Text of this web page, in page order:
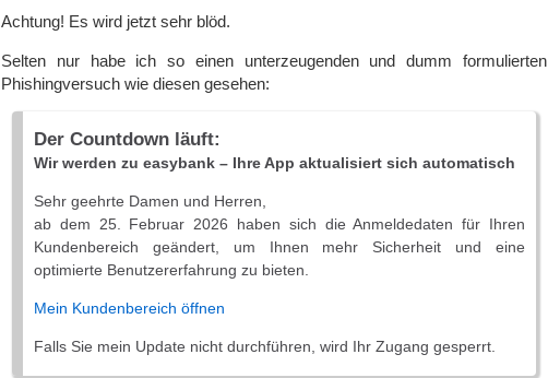
https://heylink.me/bespogkeinnet/
https://hub.docker.com/u/bespogkeinnet
https://community.cisco.com/t5/user/viewprofilepage/user-id/2069272
https://fliphtml5.com/vi/home/bespogkeinnet
https://bespogkeinnet.gitbook.io/bespogkeinnet-docs
https://www.threadless.com/@bespogkeinnet/activity
https://www.skool.com/@cong-game-hitclub-9529
https://www.nicovideo.jp/user/144017724
https://talk.plesk.com/members/bespogkeinnet.503149/#about
https://tabelog.com/rvwr/bespogkeinnet/prof/
assets/profile/org.adobe.user:246F816E69EAD0C80A495FDA@AdobeID
https://jali.me/bespogkeinnet
Achtung! Es wird jetzt sehr blöd.
Selten nur habe ich so einen unterzeugenden und dumm formulierten
Phishingversuch wie diesen gesehen:
Der Countdown läuft:
Wir werden zu easybank – Ihre App aktualisiert sich automatisch
Sehr geehrte Damen und Herren,
ab dem 25. Februar 2026 haben sich die Anmeldedaten für Ihren
Kundenbereich geändert, um Ihnen mehr Sicherheit und eine
optimierte Benutzererfahrung zu bieten.
Mein Kundenbereich öffnen
Falls Sie mein Update nicht durchführen, wird Ihr Zugang gesperrt.